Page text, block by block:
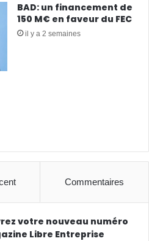
BAD: un financement de
150 M€ en faveur du FEC
il y a 2 semaines
Commentaires
votre nouveau numéro
Libre Entreprise